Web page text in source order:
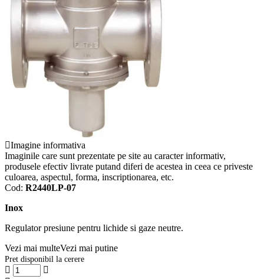
Imagine informativa
Imaginile care sunt prezentate pe site au caracter informativ,
produsele efectiv livrate putand diferi de acestea in ceea ce priveste
culoarea, aspectul, forma, inscriptionarea, etc.
Cod: R2440LP-07
Inox
Regulator presiune pentru lichide si gaze neutre.
Vezi mai multeVezi mai putine
Pret disponibil la cerere